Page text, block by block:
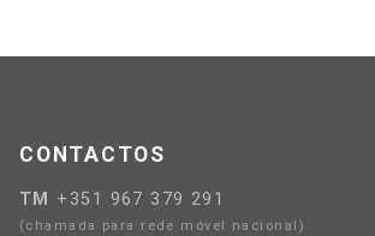
CONTACTOS
TM +351 967 379 291
(chamada para rede móvel nacional)